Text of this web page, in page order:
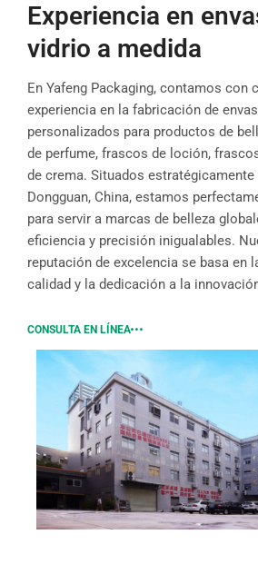
Experiencia en
vidrio a medida
En Yafeng Packaging, contamos con
experiencia en la fabricación de
personalizados para productos de
de perfume, frascos de loción,
de crema. Situados estratégicamente
Dongguan, China, estamos
para servir a marcas de belleza
eficiencia y precisión inigualables.
reputación de excelencia se basa en
calidad y la dedicación a la
CONSULTA EN LÍNEA